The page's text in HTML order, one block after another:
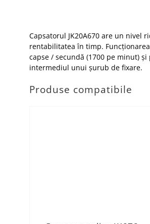
Capsatorul JK20A670 are un nivel
rentabilitatea în timp.
capse / secundă (1700 pe minut)
intermediul unui șurub de fixare.
Produse compatibile